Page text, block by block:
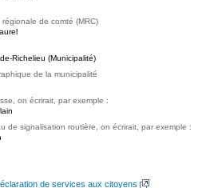
régionale de comté (MRC)
Richelieu (Municipalité)
de la municipalité
on écrirait, par exemple :
de signalisation routière, on écrirait, par exemple :
de services aux citoyens